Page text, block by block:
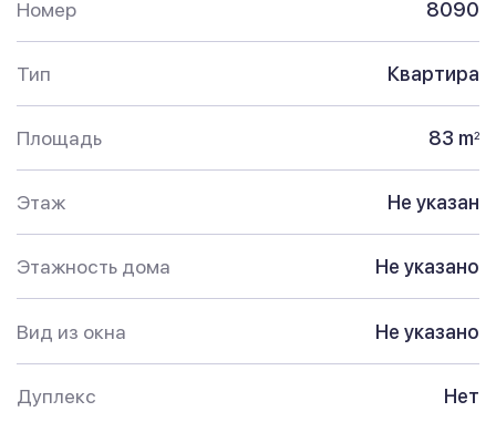
Номер 8090
Тип Квартира
Площадь 83 m2
Этаж Не указан
Этажность дома Не указано
Вид из окна Не указано
Дуплекс Нет